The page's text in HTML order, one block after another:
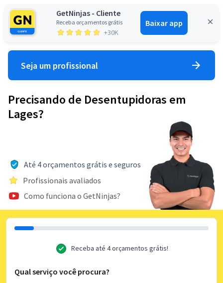
GetNinjas - Cliente
Receba orçamentos grátis
+30K
Baixar app
Entrar
Seja um profissional
Precisando de Desentupidoras em
Lages?
Até 4 orçamentos grátis e seguros
Profissionais avaliados
Como funciona o GetNinjas?
Receba até 4 orçamentos grátis!
Qual serviço você procura?